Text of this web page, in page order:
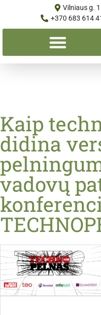
Vilniaus g.
+370 683 614
Kaip
didina
vadovų